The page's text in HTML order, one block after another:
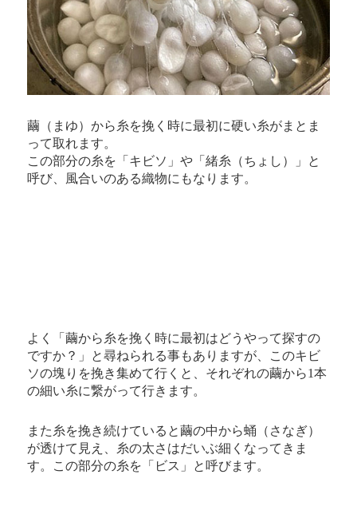
繭（まゆ）から糸を挽く時に最初に硬い糸がまとま
って取れます。
この部分の糸を「キビソ」や「緒糸（ちょし）」と
呼び、風合いのある織物にもなります。
よく「繭から糸を挽く時に最初はどうやって探すの
ですか？」と尋ねられる事もありますが、このキビ
ソの塊りを挽き集めて行くと、それぞれの繭から1本
の細い糸に繋がって行きます。
また糸を挽き続けていると繭の中から蛹（さなぎ）
が透けて見え、糸の太さはだいぶ細くなってきま
す。この部分の糸を「ビス」と呼びます。